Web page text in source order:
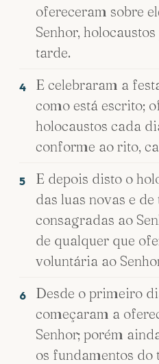
ofereceram sobre
Senhor,
tarde.
4
E celebraram a
como está escrito;
holocaustos cada
conforme ao rito,
5
E depois disto o
das luas novas e
consagradas ao
de qualquer que
voluntária ao
6
Desde o primeiro
começaram a
Senhor; porém
os fundamentos do